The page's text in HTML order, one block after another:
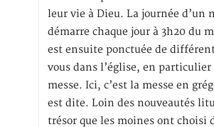
leur vie à Dieu. La journée d’un
démarre chaque jour à 3h20 du
est ensuite ponctuée de
vous dans l’église, en particulier
messe. Ici, c’est la messe en
est dite. Loin des nouveautés
trésor que les moines ont choisi